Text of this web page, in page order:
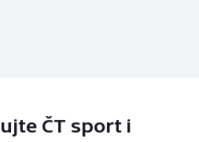
ČT sport i